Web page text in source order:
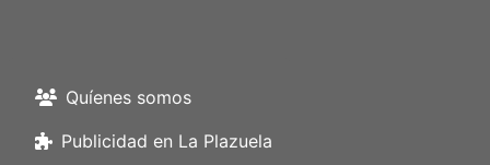
Quíenes somos
Publicidad en La Plazuela